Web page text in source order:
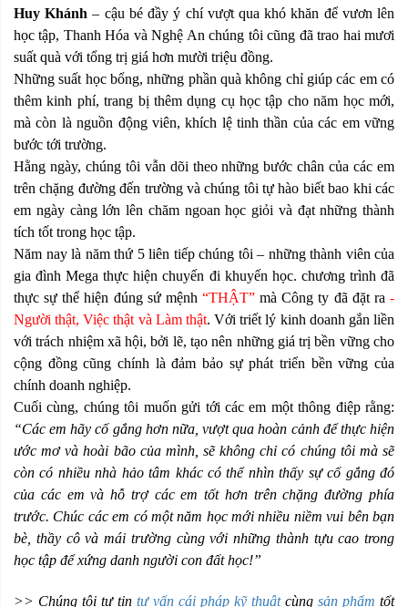
Huy Khánh – cậu bé đầy ý chí vượt qua khó khăn để vươn lên
học tập, Thanh Hóa và Nghệ An chúng tôi cũng đã trao hai mươi
suất quà với tổng trị giá hơn mười triệu đồng.
Những suất học bổng, những phần quà không chỉ giúp các em có
thêm kinh phí, trang bị thêm dụng cụ học tập cho năm học mới,
mà còn là nguồn động viên, khích lệ tinh thần của các em vững
bước tới trường.
Hằng ngày, chúng tôi vẫn dõi theo những bước chân của các em
trên chặng đường đến trường và chúng tôi tự hào biết bao khi các
em ngày càng lớn lên chăm ngoan học giỏi và đạt những thành
tích tốt trong học tập.
Năm nay là năm thứ 5 liên tiếp chúng tôi – những thành viên của
gia đình Mega thực hiện chuyến đi khuyến học. chương trình đã
thực sự thể hiện đúng sứ mệnh “THẬT” mà Công ty đã đặt ra -
Người thật, Việc thật và Làm thật. Với triết lý kinh doanh gắn liền
với trách nhiệm xã hội, bởi lẽ, tạo nên những giá trị bền vững cho
cộng đồng cũng chính là đảm bảo sự phát triển bền vững của
chính doanh nghiệp.
Cuối cùng, chúng tôi muốn gửi tới các em một thông điệp rằng:
“Các em hãy cố gắng hơn nữa, vượt qua hoàn cảnh để thực hiện
ước mơ và hoài bão của mình, sẽ không chỉ có chúng tôi mà sẽ
còn có nhiều nhà hảo tâm khác có thể nhìn thấy sự cố gắng đó
của các em và hỗ trợ các em tốt hơn trên chặng đường phía
trước. Chúc các em có một năm học mới nhiều niềm vui bên bạn
bè, thầy cô và mái trường cùng với những thành tựu cao trong
học tập để xứng danh người con đất học!”
>> Chúng tôi tự tin tư vấn cái pháp kỹ thuậtcùng sản phẩm tốt